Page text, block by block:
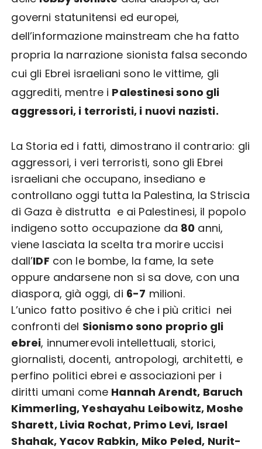
governi statunitensi ed europei,
dell’informazione mainstream che ha fatto
propria la narrazione sionista falsa secondo
cui gli Ebrei israeliani sono le vittime, gli
aggrediti, mentre i Palestinesi sono gli
aggressori, i terroristi, i nuovi nazisti.
La Storia ed i fatti, dimostrano il contrario: gli
aggressori, i veri terroristi, sono gli Ebrei
israeliani che occupano, insediano e
controllano oggi tutta la Palestina, la Striscia
di Gaza è distrutta e ai Palestinesi, il popolo
indigeno sotto occupazione da 80 anni,
viene lasciata la scelta tra morire uccisi
dall’IDF con le bombe, la fame, la sete
oppure andarsene non si sa dove, con una
diaspora, già oggi, di 6-7 milioni.
L’unico fatto positivo é che i più critici nei
confronti del Sionismo sono proprio gli
ebrei, innumerevoli intellettuali, storici,
giornalisti, docenti, antropologi, architetti, e
perfino politici ebrei e associazioni per i
diritti umani come Hannah Arendt, Baruch
Kimmerling, Yeshayahu Leibowitz, Moshe
Sharett, Livia Rochat, Primo Levi, Israel
Shahak, Yacov Rabkin, Miko Peled, Nurit-